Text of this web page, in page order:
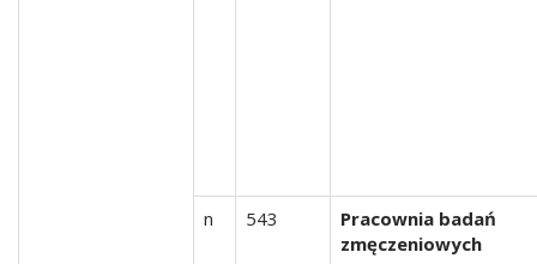
n 543
Pracownia badań
zmęczeniowych